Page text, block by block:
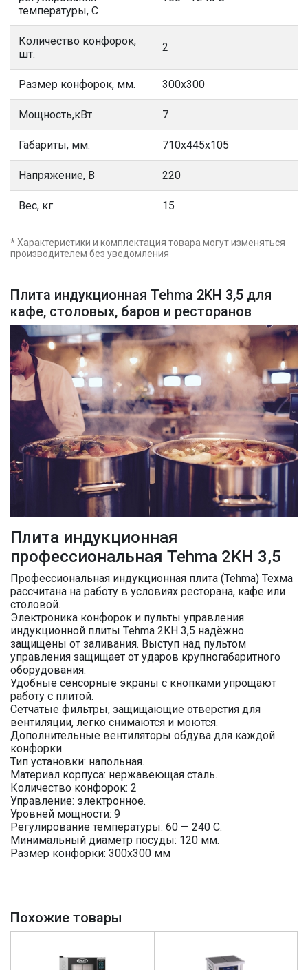
Плита индукционная Tehma 2KН 3,5 для
кафе, столовых, баров и ресторанов
Плита индукционная
профессиональная Tehma 2KН 3,5
Профессиональная индукционная плита (Tehma) Техма
рассчитана на работу в условиях ресторана, кафе или
столовой.
Электроника конфорок и пульты управления
индукционной плиты Tehma 2KН 3,5 надёжно
защищены от заливания. Выступ над пультом
управления защищает от ударов крупногабаритного
оборудования.
Удобные сенсорные экраны с кнопками упрощают
работу с плитой.
Сетчатые фильтры, защищающие отверстия для
вентиляции, легко снимаются и моются.
Дополнительные вентиляторы обдува для каждой
конфорки.
Тип установки: напольная.
Материал корпуса: нержавеющая сталь.
Количество конфорок: 2
Управление: электронное.
Уровней мощности: 9
Регулирование температуры: 60 — 240 С.
Минимальный диаметр посуды: 120 мм.
Размер конфорки: 300х300 мм
температуры, С
Количество конфорок,
шт.
2
Размер конфорок, мм. 300х300
Мощность,кВт 7
Габариты, мм. 710x445x105
Напряжение, В 220
Вес, кг 15
* Характеристики и комплектация товара могут изменяться
производителем без уведомления
Похожие товары